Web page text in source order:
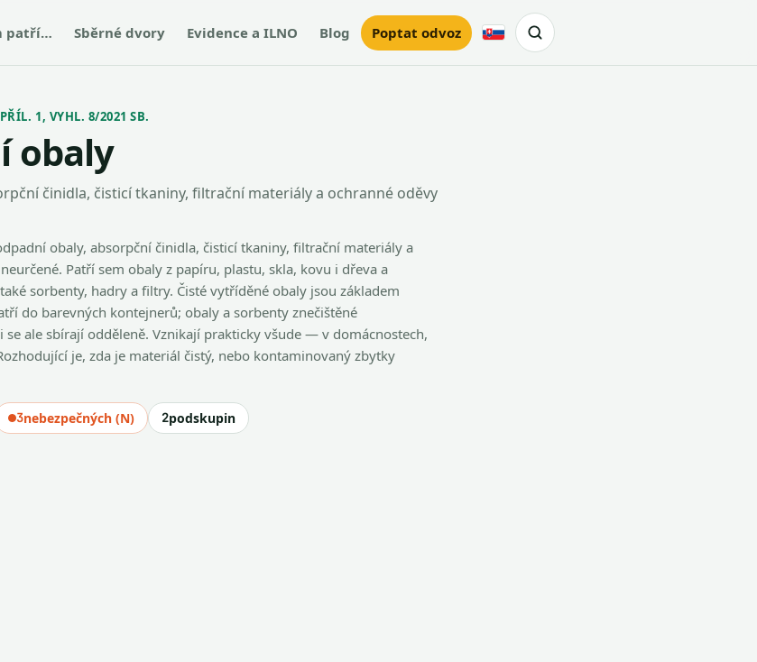
patří… Sběrné dvory Evidence a ILNO Blog Poptat odvoz Slovensky
1, VYHL. 8/2021 SB.
obaly
činidla, čisticí tkaniny, filtrační materiály a ochranné oděvy
obaly, absorpční činidla, čisticí tkaniny, filtrační materiály a
Patří sem obaly z papíru, plastu, skla, kovu i dřeva a
sorbenty, hadry a filtry. Čisté vytříděné obaly jsou základem
do barevných kontejnerů; obaly a sorbenty znečištěné
se ale sbírají odděleně. Vznikají prakticky všude — v domácnostech,
je, zda je materiál čistý, nebo kontaminovaný zbytky
3nebezpečných (N) 2podskupin